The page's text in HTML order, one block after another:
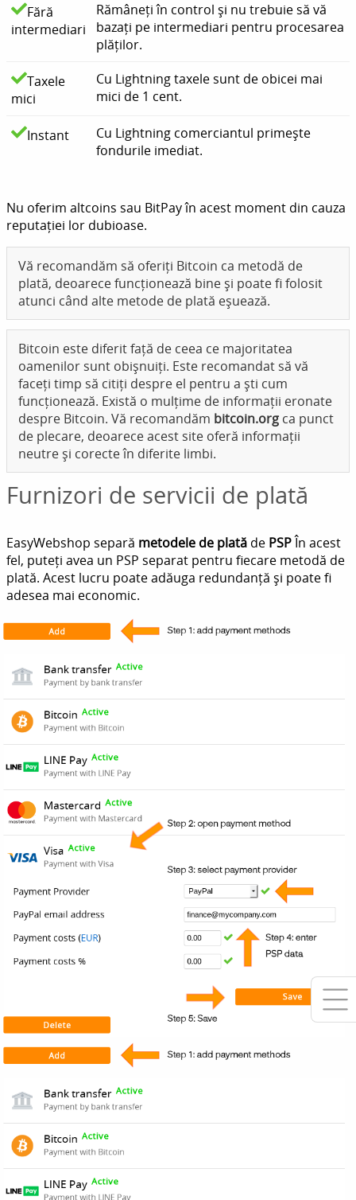
Fără
intermediari
Rămâneți în control și nu trebuie să vă
bazați pe intermediari pentru procesarea
plăților.
Taxele
mici
Cu Lightning taxele sunt de obicei mai
mici de 1 cent.
Instant
Cu Lightning comerciantul primește
fondurile imediat.
Nu oferim altcoins sau BitPay în acest moment din cauza
reputației lor dubioase.
Vă recomandăm să oferiți Bitcoin ca metodă de
plată, deoarece funcționează bine și poate fi folosit
atunci când alte metode de plată eșuează.
Bitcoin este diferit față de ceea ce majoritatea
oamenilor sunt obișnuiți. Este recomandat să vă
faceți timp să citiți despre el pentru a ști cum
funcționează. Există o mulțime de informații eronate
despre Bitcoin. Vă recomandăm bitcoin.org ca punct
de plecare, deoarece acest site oferă informații
neutre și corecte în diferite limbi.
Furnizori de servicii de plată
EasyWebshop separă metodele de plată de PSPÎn acest
fel, puteți avea un PSP separat pentru fiecare metodă de
plată. Acest lucru poate adăuga redundanță și poate fi
adesea mai economic.